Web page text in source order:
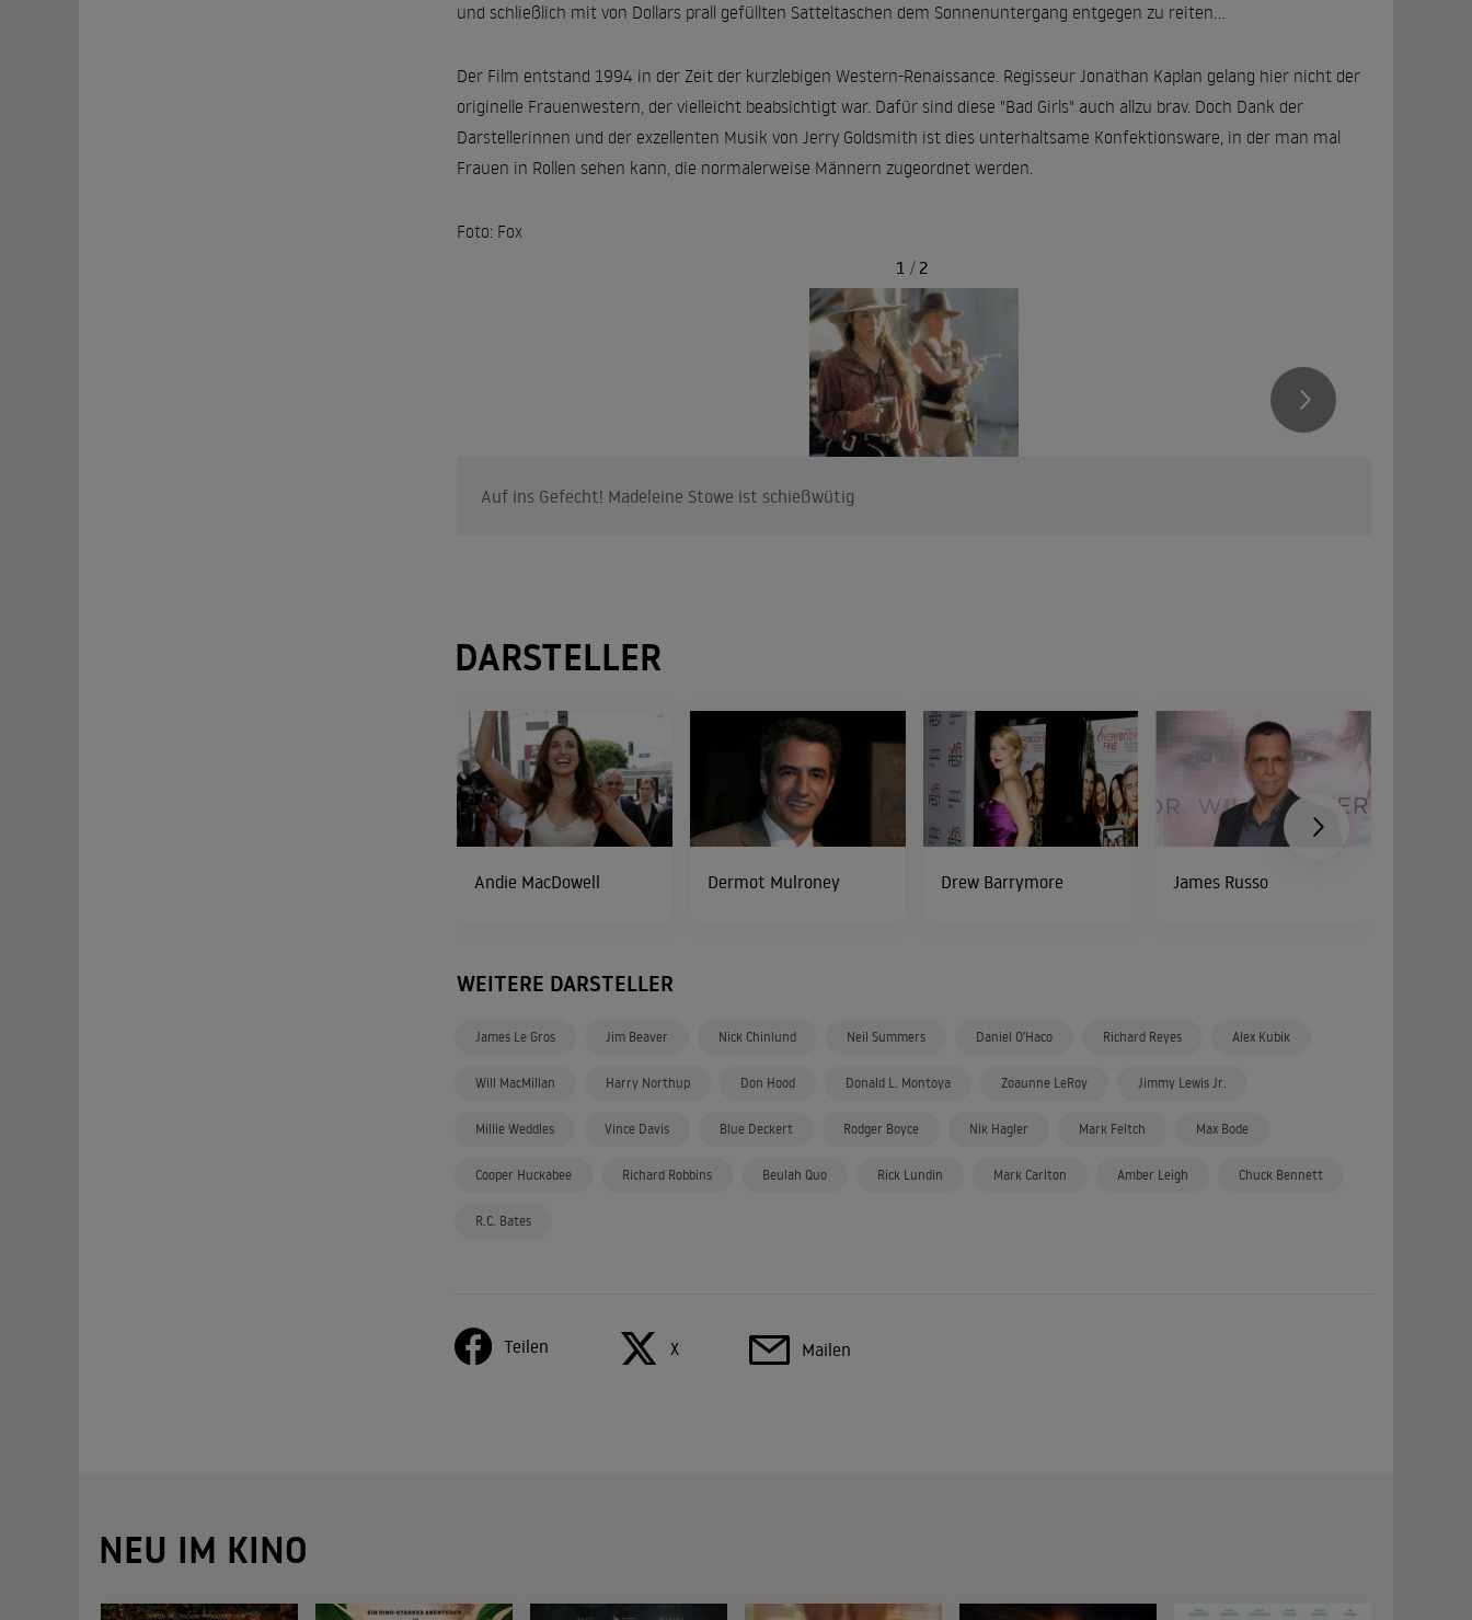
und schließlich mit von Dollars prall gefüllten Satteltaschen dem Sonnenuntergang entgegen zu reiten...
Der Film entstand 1994 in der Zeit der kurzlebigen Western-Renaissance. Regisseur Jonathan Kaplan gelang hier nicht der
originelle Frauenwestern, der vielleicht beabsichtigt war. Dafür sind diese "Bad Girls" auch allzu brav. Doch Dank der
Darstellerinnen und der exzellenten Musik von Jerry Goldsmith ist dies unterhaltsame Konfektionsware, in der man mal
Frauen in Rollen sehen kann, die normalerweise Männern zugeordnet werden.
Foto: Fox
Auf ins Gefecht! Madeleine Stowe ist schießwütig
1 / 2
DARSTELLER
Andie MacDowell Dermot Mulroney Drew Barrymore James Russo
WEITERE DARSTELLER
James Le Gros Jim Beaver Nick Chinlund Neil Summers Daniel O'Haco Richard Reyes Alex Kubik
Will MacMillan Harry Northup Don Hood Donald L. Montoya Zoaunne LeRoy Jimmy Lewis Jr.
Millie Weddles Vince Davis Blue Deckert Rodger Boyce Nik Hagler Mark Feltch Max Bode
Cooper Huckabee Richard Robbins Beulah Quo Rick Lundin Mark Carlton Amber Leigh Chuck Bennett
R.C. Bates
Teilen X Mailen
NEU IM KINO